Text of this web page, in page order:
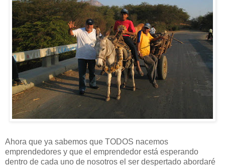
Ahora que ya sabemos que TODOS nacemos
emprendedores y que el emprendedor está esperando
dentro de cada uno de nosotros el ser despertado abordaré